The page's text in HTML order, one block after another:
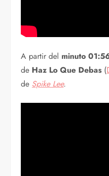
A partir del minuto
de Haz Lo Que Debas (
de Spike Lee.